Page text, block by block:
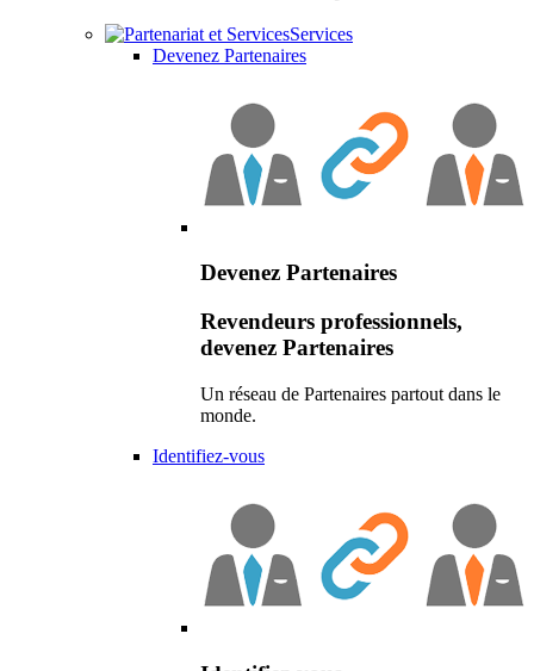
Services
Devenez Partenaires
Devenez Partenaires
Revendeurs professionnels,
devenez Partenaires
Un réseau de Partenaires partout dans le
monde.
Identifiez-vous